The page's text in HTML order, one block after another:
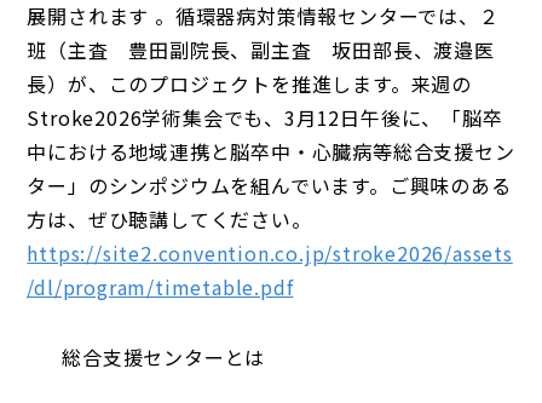
展開されます 。循環器病対策情報センターでは、２
班（主査 豊田副院長、副主査 坂田部長、渡邉医
長）が、このプロジェクトを推進します。来週の
Stroke2026学術集会でも、3月12日午後に、「脳卒
中における地域連携と脳卒中・心臓病等総合支援セン
ター」のシンポジウムを組んでいます。ご興味のある
方は、ぜひ聴講してください。
https://site2.convention.co.jp/stroke2026/assets
/dl/program/timetable.pdf
総合支援センターとは